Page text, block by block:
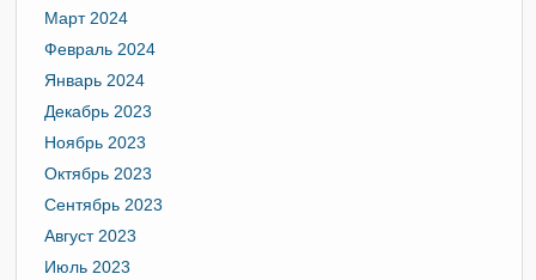
Март 2024
Февраль 2024
Январь 2024
Декабрь 2023
Ноябрь 2023
Октябрь 2023
Сентябрь 2023
Август 2023
Июль 2023